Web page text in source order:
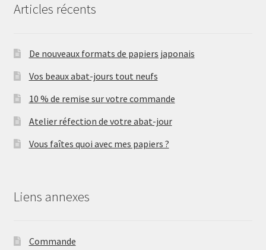
Articles récents
De nouveaux formats de papiers japonais
Vos beaux abat-jours tout neufs
10 % de remise sur votre commande
Atelier réfection de votre abat-jour
Vous faîtes quoi avec mes papiers ?
Liens annexes
Commande